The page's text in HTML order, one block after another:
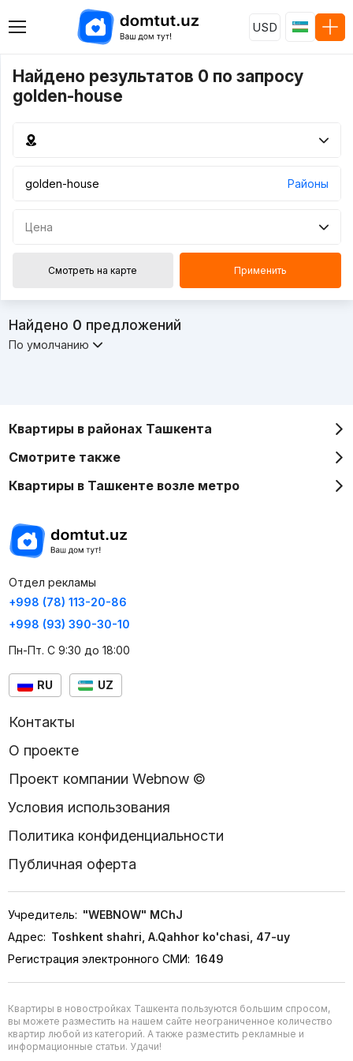
USD
Найдено результатов 0 по запросу
golden-house
Районы
Цена
Смотреть на карте Применить
Найдено 0 предложений
По умолчанию
Квартиры в районах Ташкента
Смотрите также
Квартиры в Ташкенте возле метро
Отдел рекламы
+998 (78) 113-20-86
+998 (93) 390-30-10
Пн-Пт. С 9:30 до 18:00
RU UZ
Контакты
О проекте
Проект компании Webnow ©
Условия использования
Политика конфиденциальности
Публичная оферта
Учредитель: "WEBNOW" MChJ
Адрес: Toshkent shahri, A.Qahhor ko'chasi, 47-uy
Регистрация электронного СМИ: 1649
Квартиры в новостройках Ташкента пользуются большим спросом,
вы можете разместить на нашем сайте неограниченное количество
квартир любой из категорий. А также разместить рекламные и
информационные статьи. Удачи!